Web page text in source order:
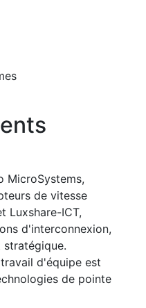
MicroSystems,
de vitesse
Luxshare-ICT,
d'interconnexion,
d'équipe est
de pointe